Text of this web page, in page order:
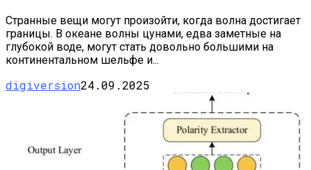
Странные вещи могут произойти, когда волна достигает
границы. В океане волны цунами, едва заметные на
глубокой воде, могут стать довольно большими на
континентальном шельфе и...
digiversion24.09.2025